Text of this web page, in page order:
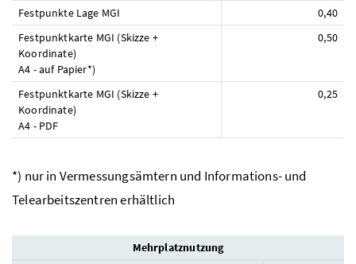
Festpunkte Lage MGI
0,40
Festpunktkarte MGI (Skizze +
Koordinate)
A4 - auf Papier*)
0,50
Festpunktkarte MGI (Skizze +
Koordinate)
A4 - PDF
0,25
*) nur in Vermessungsämtern und Informations- und
Telearbeitszentren erhältlich
Mehrplatznutzung